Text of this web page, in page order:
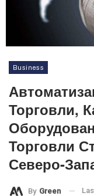
Business
Торговли,
Торговли
Северо-
By Green